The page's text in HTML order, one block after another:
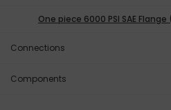
One piece 6000 PSI SAE
Connections
Components